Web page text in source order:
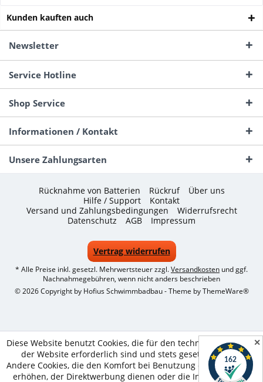
Kunden kauften auch
Newsletter
Service Hotline
Shop Service
Informationen / Kontakt
Unsere Zahlungsarten
Rücknahme von Batterien Rückruf
Über uns
Hilfe / Support
Kontakt
Versand und Zahlungsbedingungen
Widerrufsrecht
Datenschutz
AGB Impressum
Vertrag widerrufen
* Alle Preise inkl. gesetzl. Mehrwertsteuer zzgl.Versandkosten und ggf.
Nachnahmegebühren, wenn nicht anders beschrieben
© 2026 Copyright by Hofius Schwimmbadbau - Theme byThemeWare®
Diese Website benutzt Cookies, die für den technischen Betrieb
der Website erforderlich sind und stets gesetzt werden.
Andere Cookies, die den Komfort bei Benutzung dieser Website
erhöhen, der Direktwerbung dienen oder die Interaktion mit
✕